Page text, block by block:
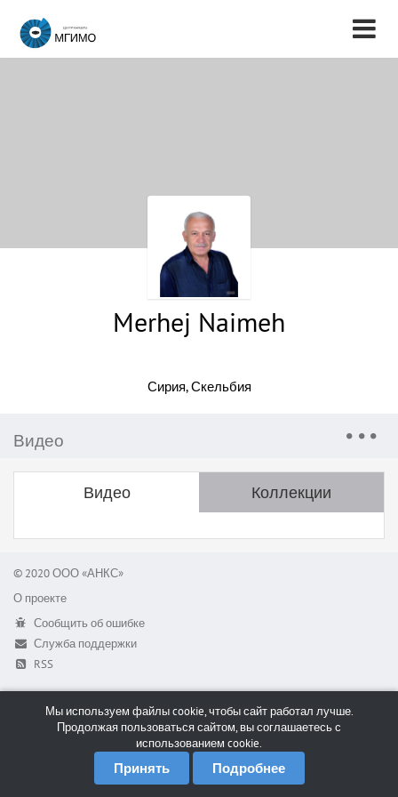
Merhej Naimeh
Сирия, Скельбия
Видео
Видео Коллекции
© 2020 ООО «АНКС»
О проекте
Сообщить об ошибке
Служба поддержки
RSS
Мы используем файлы cookie, чтобы сайт работал лучше.
Продолжая пользоваться сайтом, вы соглашаетесь с
использованием cookie.
Принять Подробнее